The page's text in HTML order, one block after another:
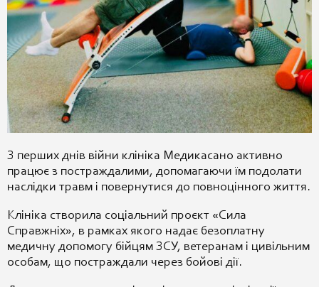
З перших днів війни клініка Медикасано активно
працює з постраждалими, допомагаючи їм подолати
наслідки травм і повернутися до повноцінного життя.
Клініка створила соціальний проєкт «Сила
Справжніх», в рамках якого надає безоплатну
медичну допомогу бійцям ЗСУ, ветеранам і цивільним
особам, що постраждали через бойові дії.